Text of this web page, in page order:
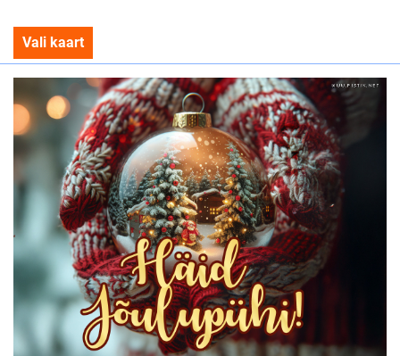
Vali kaart